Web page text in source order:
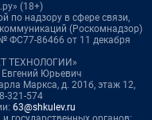
(18+)
по надзору в сфере связи,
(Роскомнадзор)
ФС77-86466 от 11 декабря
ТЕХНОЛОГИИ»
Юрьевич
Маркса, д. 201б, этаж 12,
321-574
63@shkulev.ru